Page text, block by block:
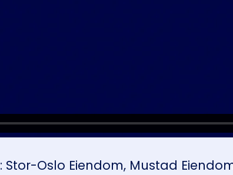
: Stor-Oslo Eiendom, Mustad